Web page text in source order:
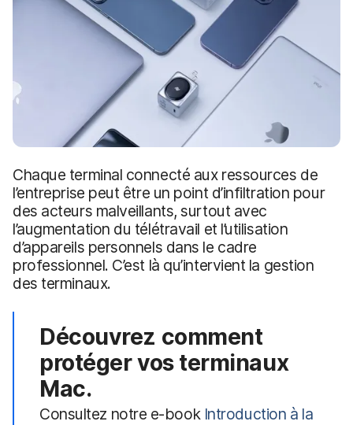
Chaque terminal connecté aux ressources de
l’entreprise peut être un point d’infiltration pour
des acteurs malveillants, surtout avec
l’augmentation du télétravail et l’utilisation
d’appareils personnels dans le cadre
professionnel. C’est là qu’intervient la gestion
des terminaux.
Découvrez comment
protéger vos terminaux
Mac.
Consultez notre e-book Introduction à la